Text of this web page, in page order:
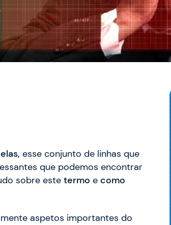
esse conjunto de linhas que
que podemos encontrar
sobre este termo e como
aspetos importantes do